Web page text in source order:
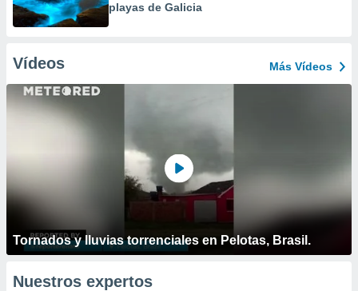
playas de Galicia
Vídeos Más Vídeos
Tornados y lluvias torrenciales en Pelotas, Brasil.
Nuestros expertos